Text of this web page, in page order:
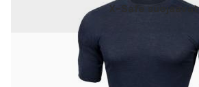
X-Safe suojaavat